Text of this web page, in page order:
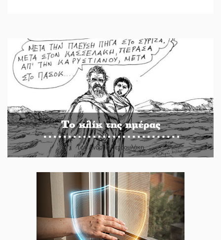
Το κλίκ της ημέρας
Του Ανδρέα Πετρουλάκη